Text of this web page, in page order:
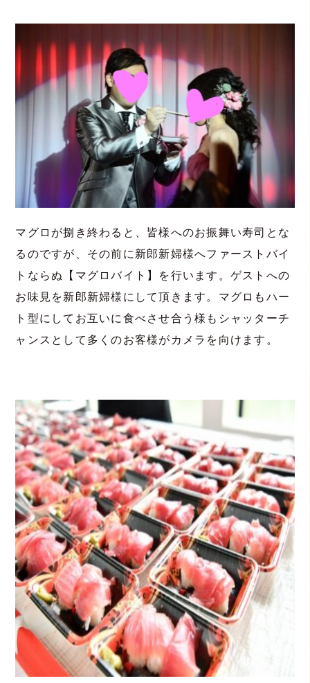
マグロが捌き終わると、皆様へのお振舞い寿司とな
るのですが、その前に新郎新婦様へファーストバイ
トならぬ【マグロバイト】を行います。ゲストへの
お味見を新郎新婦様にして頂きます。マグロもハー
ト型にしてお互いに食べさせ合う様もシャッターチ
ャンスとして多くのお客様がカメラを向けます。